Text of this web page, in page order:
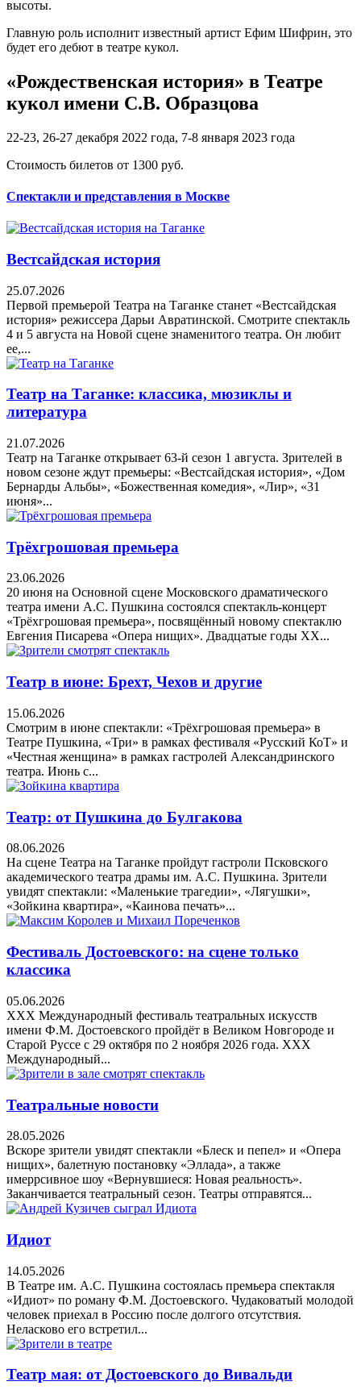
высоты.
Главную роль исполнит известный артист Ефим Шифрин, это
будет его дебют в театре кукол.
«Рождественская история» в Театре
кукол имени С.В. Образцова
22-23, 26-27 декабря 2022 года, 7-8 января 2023 года
Стоимость билетов от 1300 руб.
Спектакли и представления в Москве
Вестсайдская история
25.07.2026
Первой премьерой Театра на Таганке станет «Вестсайдская
история» режиссера Дарьи Авратинской. Смотрите спектакль
4 и 5 августа на Новой сцене знаменитого театра. Он любит
ее,...
Театр на Таганке: классика, мюзиклы и
литература
21.07.2026
Театр на Таганке открывает 63-й сезон 1 августа. Зрителей в
новом сезоне ждут премьеры: «Вестсайдская история», «Дом
Бернарды Альбы», «Божественная комедия», «Лир», «31
июня»...
Трёхгрошовая премьера
23.06.2026
20 июня на Основной сцене Московского драматического
театра имени А.С. Пушкина состоялся спектакль-концерт
«Трёхгрошовая премьера», посвящённый новому спектаклю
Евгения Писарева «Опера нищих». Двадцатые годы XX...
Театр в июне: Брехт, Чехов и другие
15.06.2026
Смотрим в июне спектакли: «Трёхгрошовая премьера» в
Театре Пушкина, «Три» в рамках фестиваля «Русский КоТ» и
«Честная женщина» в рамках гастролей Александринского
театра. Июнь с...
Театр: от Пушкина до Булгакова
08.06.2026
На сцене Театра на Таганке пройдут гастроли Псковского
академического театра драмы им. А.С. Пушкина. Зрители
увидят спектакли: «Маленькие трагедии», «Лягушки»,
«Зойкина квартира», «Каинова печать»...
Фестиваль Достоевского: на сцене только
классика
05.06.2026
XXX Международный фестиваль театральных искусств
имени Ф.М. Достоевского пройдёт в Великом Новгороде и
Старой Руссе с 29 октября по 2 ноября 2026 года. XXX
Международный...
Театральные новости
28.05.2026
Вскоре зрители увидят спектакли «Блеск и пепел» и «Опера
нищих», балетную постановку «Эллада», а также
имеррсивное шоу «Вернувшиеся: Новая реальность».
Заканчивается театральный сезон. Театры отправятся...
Идиот
14.05.2026
В Театре им. А.С. Пушкина состоялась премьера спектакля
«Идиот» по роману Ф.М. Достоевского. Чудаковатый молодой
человек приехал в Россию после долгого отсутствия.
Неласково его встретил...
Театр мая: от Достоевского до Вивальди